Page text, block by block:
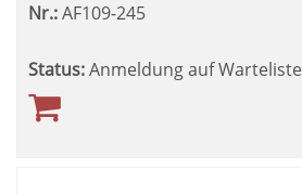
Nr.:AF109-245
Status:Anmeldung auf Warteliste